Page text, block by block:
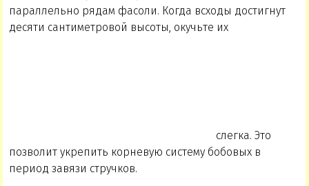
параллельно рядам фасоли. Когда всходы достигнут
десяти сантиметровой высоты, окучьте их
слегка. Это
позволит укрепить корневую систему бобовых в
период завязи стручков.